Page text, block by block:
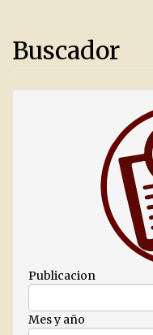
Buscador
Publicacion
Mes y año